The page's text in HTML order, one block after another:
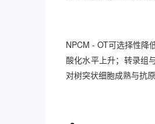
NPCM - OT可选择性降
酸化水平上升；转录组
对树突状细胞成熟与抗